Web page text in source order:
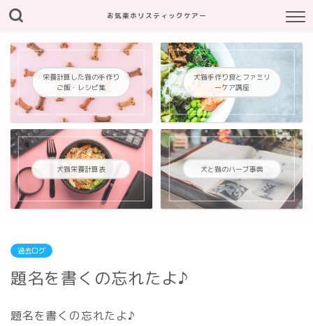
お気楽ホリスティックケアー
栄養計算した猫の手作り
ご飯・レシピ集
犬猫手作り食とファミリ
ーケア講座
犬猫栄養計算表 犬と猫のハーブ事典
過去ログ
題名を書くの忘れたよ♪
題名を書くの忘れたよ♪